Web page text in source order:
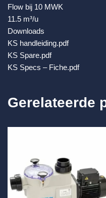
Flow bij 10 MWK
11.5 m³/u
Downloads
KS handleiding.pdf
KS Spare.pdf
KS Specs – Fiche.pdf
Gerelateerde